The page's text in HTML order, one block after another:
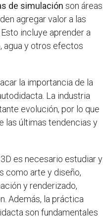
de simulación son áreas
agregar valor a las
incluye aprender a
agua y otros efectos
la importancia de la
La industria
evolución, por lo que
las últimas tendencias y
es necesario estudiar y
como arte y diseño,
y renderizado,
Además, la práctica
son fundamentales